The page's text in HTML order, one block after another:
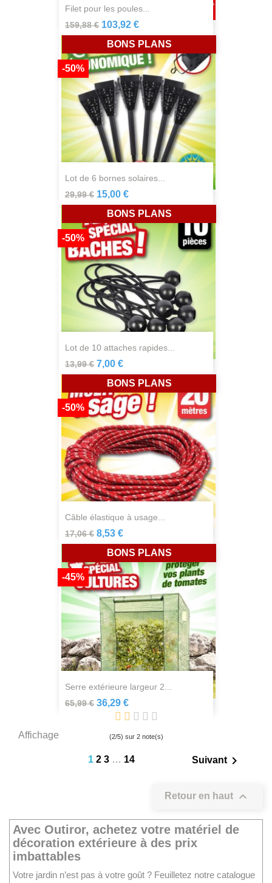
filet pour les poules...
159,88 € 103,92 €
lot de 6 bornes solaires...
29,99 €
-50%
15,00 €
BONS PLANS
lot de 10 attaches rapides...
13,99 €
-50%
7,00 €
BONS PLANS
câble élastique à usage...
17,06 €
-50%
8,53 €
BONS PLANS
serre extérieure largeur 2...
65,99 €
-45%
36,29 €
(2/5) sur 2note(s)
BONS PLANS
Affichage 1-36 de 477 article(s)
1 2 3 … 14 Suivant
Retour en haut 
Avec Outiror, achetez votre matériel de
décoration extérieure à des prix
imbattables
Votre jardin n’est pas à votre goût ? Feuilletez notre catalogue